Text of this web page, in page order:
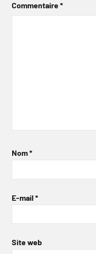
Commentaire*
Nom*
E-mail *
Site web